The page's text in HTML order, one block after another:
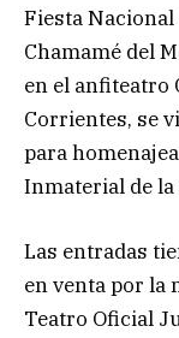
Fiesta Nacional
Chamamé del
en el anfiteatro
Corrientes, se
para
Inmaterial de
Las entradas
en venta por la
Teatro Oficial